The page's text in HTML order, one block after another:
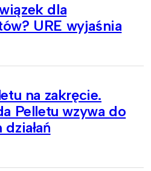
dla
URE wyjaśnia
na zakręcie.
Pelletu wzywa do